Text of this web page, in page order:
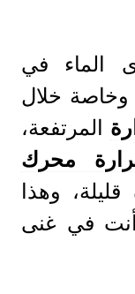
الماء في
وخاصة خلال
المرتفعة،
محرك
وهذا
في غنى